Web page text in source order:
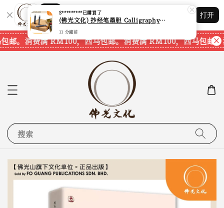
Shopping: 追踪您的订单
您信赖的商店
打开
邮。 消费满 RM100，西马包邮。消费满 RM100，西马包邮。
搜索
S*********已購買了
(佛光文化) 抄经笔墨胆 Calligraphy Writing Pen Refill Pack CPS40 现货速发
11 分鐘前